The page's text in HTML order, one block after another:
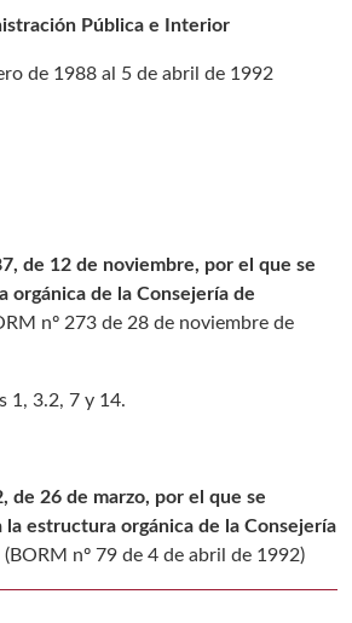
Pública e Interior
de 1988 al 5 de abril de 1992
de 12 de noviembre, por el que se
orgánica de la Consejería de
nº 273 de 28 de noviembre de
1, 3.2, 7 y 14.
de 26 de marzo, por el que se
la estructura orgánica de la Consejería
(BORM nº 79 de 4 de abril de 1992)